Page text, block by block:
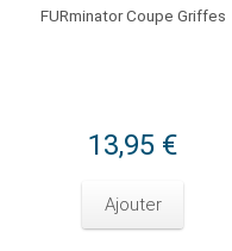
FURminator Coupe Griffes
13,95 €
Ajouter